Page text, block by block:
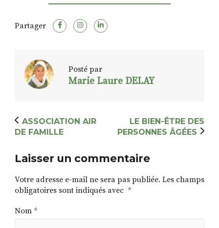
Partager
Posté par
Marie Laure DELAY
ASSOCIATION AIR
DE FAMILLE
LE BIEN-ÊTRE DES
PERSONNES ÂGÉES
Laisser un commentaire
Votre adresse e-mail ne sera pas publiée. Les champs
obligatoires sont indiqués avec *
Nom *